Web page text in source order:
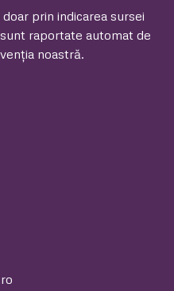
prin indicarea sursei
raportate automat de
noastră.